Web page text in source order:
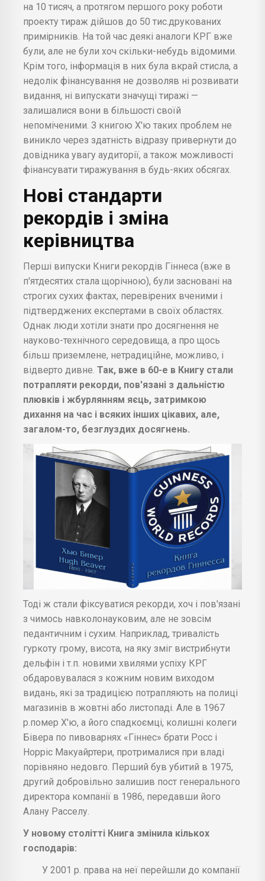
на 10 тисяч, а протягом першого року роботи
проекту тираж дійшов до 50 тис.друкованих
примірників. На той час деякі аналоги КРГ вже
були, але не були хоч скільки-небудь відомими.
Крім того, інформація в них була вкрай стисла, а
недолік фінансування не дозволяв ні розвивати
видання, ні випускати значущі тиражі —
залишалися вони в більшості своїй
непоміченими. З книгою Х'ю таких проблем не
виникло через здатність відразу привернути до
довідника увагу аудиторії, а також можливості
фінансувати тиражування в будь-яких обсягах.
Нові стандарти
рекордів і зміна
керівництва
Перші випуски Книги рекордів Гіннеса (вже в
п'ятдесятих стала щорічною), були засновані на
строгих сухих фактах, перевірених вченими і
підтверджених експертами в своїх областях.
Однак люди хотіли знати про досягнення не
науково-технічного середовища, а про щось
більш приземлене, нетрадиційне, можливо, і
відверто дивне. Так, вже в 60-е в Книгу стали
потрапляти рекорди, пов'язані з дальністю
плювків і жбурлянням яєць, затримкою
дихання на час і всяких інших цікавих, але,
загалом-то, безглуздих досягнень.
Тоді ж стали фіксуватися рекорди, хоч і пов'язані
з чимось навколонауковим, але не зовсім
педантичним і сухим. Наприклад, тривалість
гуркоту грому, висота, на яку зміг вистрибнути
дельфін і т.п. новими хвилями успіху КРГ
обдаровувалася з кожним новим виходом
видань, які за традицією потрапляють на полиці
магазинів в жовтні або листопаді. Але в 1967
р.помер Х'ю, а його спадкоємці, колишні колеги
Бівера по пивоварнях «Гіннес» брати Росс і
Норріс Макуайртери, протрималися при владі
порівняно недовго. Перший був убитий в 1975,
другий добровільно залишив пост генерального
директора компанії в 1986, передавши його
Алану Расселу.
У новому столітті Книга змінила кількох
господарів:
У 2001 р. права на неї перейшли до компанії